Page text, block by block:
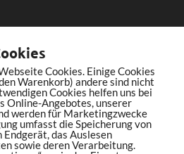
Cookies. Einige Cookies
Warenkorb) andere sind nicht
Cookies helfen uns bei
Online-Angebotes, unserer
werden für Marketingzwecke
umfasst die Speicherung von
das Auslesen
sowie deren Verarbeitung.